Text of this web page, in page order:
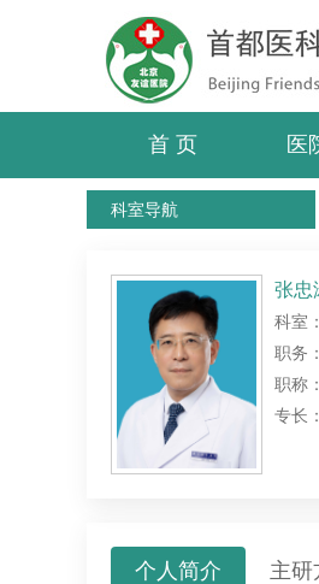
首 页 医
科室导航
张忠
科室：
职务
职称
专长：
个人简介 主研